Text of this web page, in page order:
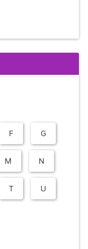
F G
M N
T U